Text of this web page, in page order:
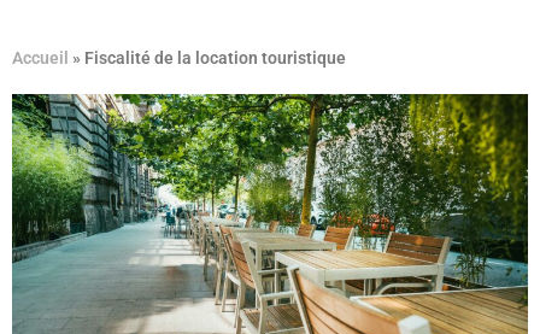
Accueil » Fiscalité de la location touristique